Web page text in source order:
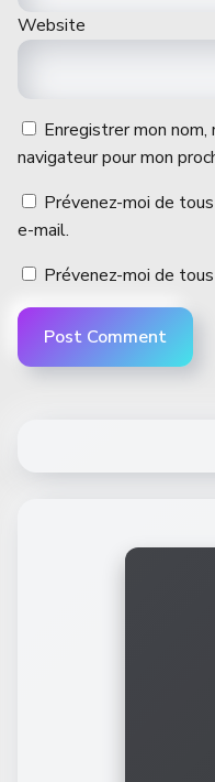
Website
Enregistrer mon
navigateur pour mon
Prévenez-moi de
e-mail.
Prévenez-moi de